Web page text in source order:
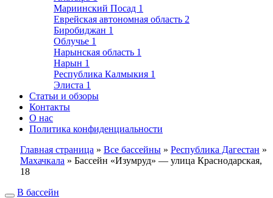
Мариинский Посад 1
Еврейская автономная область 2
Биробиджан 1
Облучье 1
Нарынская область 1
Нарын 1
Республика Калмыкия 1
Элиста 1
Статьи и обзоры
Контакты
О нас
Политика конфиденциальности
Главная страница » Все бассейны » Республика Дагестан »
Махачкала » Бассейн «Изумруд» — улица Краснодарская,
18
В бассейн